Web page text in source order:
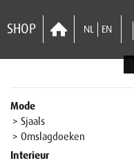
SHOP NL EN
Mode
> Sjaals
> Omslagdoeken
Interieur